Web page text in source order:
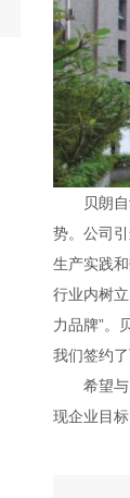
贝朗自动
势。公司
生产实践
行业内树
力品牌”。
我们签约
希望与贝
现企业目标